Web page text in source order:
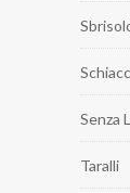
Senza
Taralli